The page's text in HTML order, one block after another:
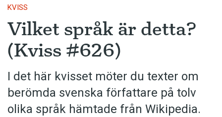
KVISS
Vilket språk är detta?
(Kviss #626)
I det här kvisset möter du texter om
berömda svenska författare på tolv
olika språk hämtade från Wikipedia.